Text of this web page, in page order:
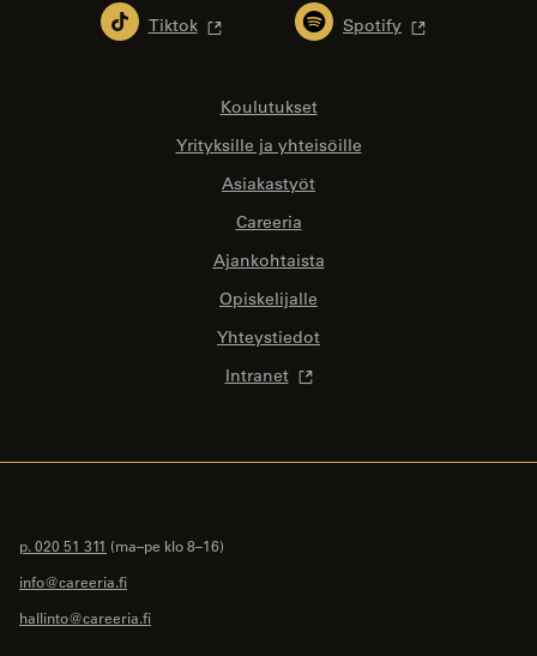
Tiktok Spotify
Koulutukset
Yrityksille ja yhteisöille
Asiakastyöt
Careeria
Ajankohtaista
Opiskelijalle
Yhteystiedot
Intranet
p. 020 51 311 (ma–pe klo 8–16)
info@careeria.fi
hallinto@careeria.fi